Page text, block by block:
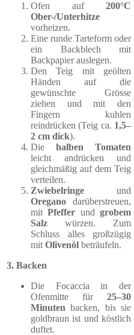
Ofen auf 200°C
Ober-/Unterhitze
vorheizen.
Eine runde Tarteform oder
ein Backblech mit
Backpapier auslegen.
Den Teig mit geölten
Händen auf die
gewünschte Grösse
ziehen und mit den
Fingern kuhlen
reindrücken (Teig ca. 1,5–
2 cm dick).
Die halben Tomaten
leicht andrücken und
gleichmäßig auf dem Teig
verteilen.
Zwiebelringe und
Oregano darüberstreuen,
mitPfeffer undgrobem
Salz würzen. Zum
Schluss alles großzügig
mitOlivenöl beträufeln.
3. Backen
Die Focaccia in der
Ofenmitte für 25–30
Minuten backen, bis sie
goldbraun ist und köstlich
duftet.